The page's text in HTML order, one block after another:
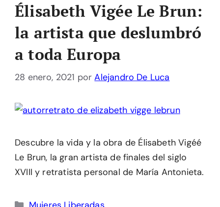
Élisabeth Vigée Le Brun:
la artista que deslumbró
a toda Europa
28 enero, 2021 porAlejandro De Luca
Descubre la vida y la obra de Élisabeth Vigéé
Le Brun, la gran artista de finales del siglo
XVIII y retratista personal de María Antonieta.
Categorías